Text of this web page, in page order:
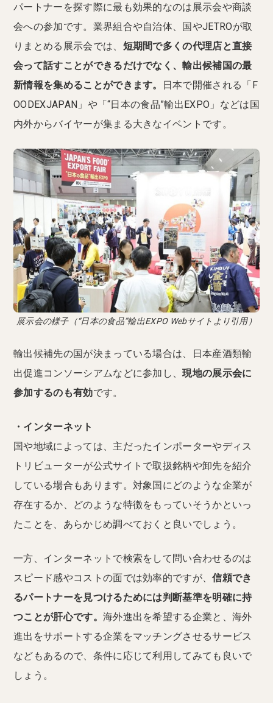
パートナーを探す際に最も効果的なのは展示会や商談
会への参加です。業界組合や自治体、国やJETROが取
りまとめる展示会では、 短期間で多くの代理店と直接
会って話すことができるだけでなく、輸出候補国の最
新情報を集めることができます。
日本で開催される「F
OODEXJAPAN」や「“日本の食品”輸出EXPO」などは国
内外からバイヤーが集まる大きなイベントです。
展示会の様子（“日本の食品”輸出EXPO Webサイトより引用）
輸出候補先の国が決まっている場合は、日本産酒類輸
出促進コンソーシアムなどに参加し、現地の展示会に
参加するのも有効です。
・インターネット
国や地域によっては、主だったインポーターやディス
トリビューターが公式サイトで取扱銘柄や卸先を紹介
している場合もあります。対象国にどのような企業が
存在するか、どのような特徴をもっていそうかといっ
たことを、あらかじめ調べておくと良いでしょう。
一方、インターネットで検索をして問い合わせるのは
スピード感やコストの面では効率的ですが、信頼でき
るパートナーを見つけるためには判断基準を明確に持
つことが肝心です。 海外進出を希望する企業と、海外
進出をサポートする企業をマッチングさせるサービス
などもあるので、条件に応じて利用してみても良いで
しょう。